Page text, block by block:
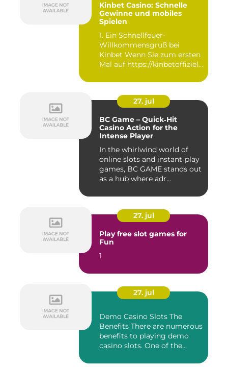
Kinbet Casino: Schnelle
Gewinne und mobiles
Spielen
1. Ein Schnellfeuer-
Willkommensgruß bei
Kinbet Wenn Sie zum ersten
Mal auf https://kinbetoffiziell-
27. jul
BC Game – Quick‑Hit
Casino Action for the
Intense Player
In the whirlwind world of
online slots and instant‑play
games, BC GAME stands out
as a hub where adr...
27. jul
Play free slot games for
Fun
1
27. jul
Demo Casino Slots The
Benefits There are numerous
benefits to playing demo
casino slots. One of the...